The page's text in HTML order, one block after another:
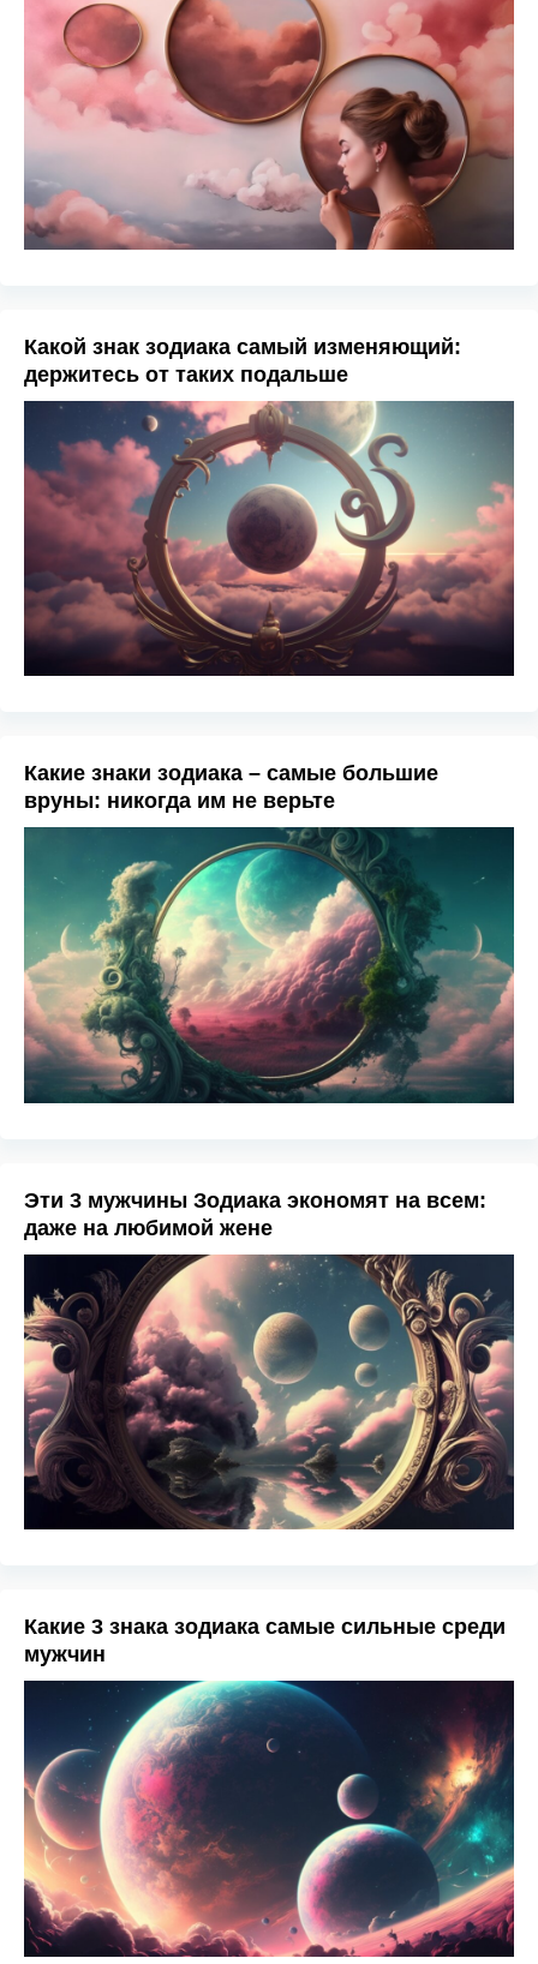
Какой знак зодиака самый изменяющий:
держитесь от таких подальше
Какие знаки зодиака – самые большие
вруны: никогда им не верьте
Эти 3 мужчины Зодиака экономят на всем:
даже на любимой жене
Какие 3 знака зодиака самые сильные среди
мужчин